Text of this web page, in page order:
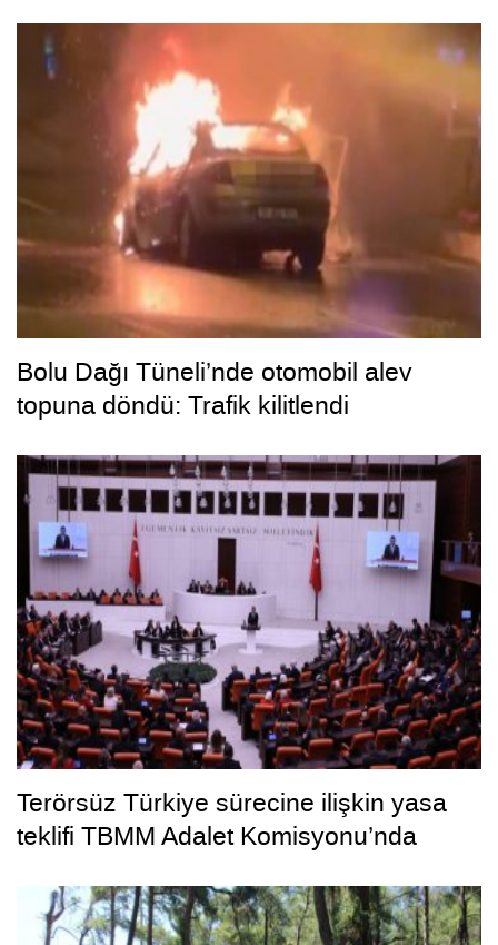
Bolu Dağı Tüneli’nde otomobil alev
topuna döndü: Trafik kilitlendi
Terörsüz Türkiye sürecine ilişkin yasa
teklifi TBMM Adalet Komisyonu’nda